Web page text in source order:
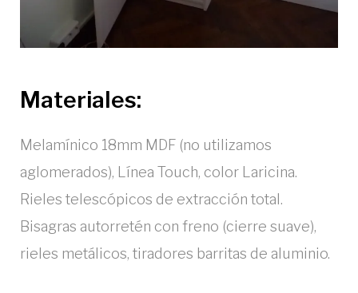
Materiales:
Melamínico 18mm MDF (no utilizamos
aglomerados), Línea Touch, color Laricina.
Rieles telescópicos de extracción total.
Bisagras autorretén con freno (cierre suave),
rieles metálicos, tiradores barritas de aluminio.